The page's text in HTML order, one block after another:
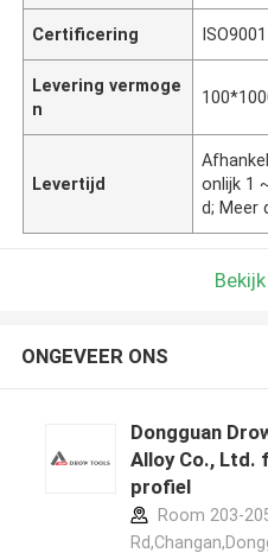
Certificering ISO9001
Levering vermoge
n
Levertijd
onlijk 1
d; Meer
ONGEVEER ONS
Dongguan
Alloy Co., Ltd.
profiel
Room 203-